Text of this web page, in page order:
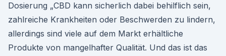
Dosierung „CBD kann sicherlich dabei behilflich sein,
zahlreiche Krankheiten oder Beschwerden zu lindern,
allerdings sind viele auf dem Markt erhältliche
Produkte von mangelhafter Qualität. Und das ist das